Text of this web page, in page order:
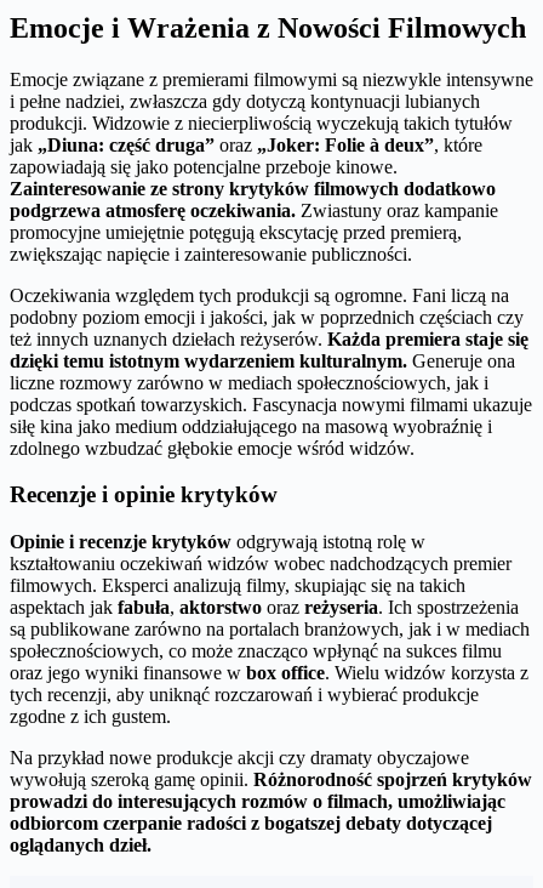
Emocje i Wrażenia z Nowości Filmowych
Emocje związane z premierami filmowymi są niezwykle intensywne
i pełne nadziei, zwłaszcza gdy dotyczą kontynuacji lubianych
produkcji. Widzowie z niecierpliwością wyczekują takich tytułów
jak „Diuna: część druga” oraz „Joker: Folie à deux”, które
zapowiadają się jako potencjalne przeboje kinowe.
Zainteresowanie ze strony krytyków filmowych dodatkowo
podgrzewa atmosferę oczekiwania. Zwiastuny oraz kampanie
promocyjne umiejętnie potęgują ekscytację przed premierą,
zwiększając napięcie i zainteresowanie publiczności.
Oczekiwania względem tych produkcji są ogromne. Fani liczą na
podobny poziom emocji i jakości, jak w poprzednich częściach czy
też innych uznanych dziełach reżyserów. Każda premiera staje się
dzięki temu istotnym wydarzeniem kulturalnym. Generuje ona
liczne rozmowy zarówno w mediach społecznościowych, jak i
podczas spotkań towarzyskich. Fascynacja nowymi filmami ukazuje
siłę kina jako medium oddziałującego na masową wyobraźnię i
zdolnego wzbudzać głębokie emocje wśród widzów.
Recenzje i opinie krytyków
Opinie i recenzje krytyków odgrywają istotną rolę w
kształtowaniu oczekiwań widzów wobec nadchodzących premier
filmowych. Eksperci analizują filmy, skupiając się na takich
aspektach jak fabuła, aktorstwo oraz reżyseria. Ich spostrzeżenia
są publikowane zarówno na portalach branżowych, jak i w mediach
społecznościowych, co może znacząco wpłynąć na sukces filmu
oraz jego wyniki finansowe w box office. Wielu widzów korzysta z
tych recenzji, aby uniknąć rozczarowań i wybierać produkcje
zgodne z ich gustem.
Na przykład nowe produkcje akcji czy dramaty obyczajowe
wywołują szeroką gamę opinii. Różnorodność spojrzeń krytyków
prowadzi do interesujących rozmów o filmach, umożliwiając
odbiorcom czerpanie radości z bogatszej debaty dotyczącej
oglądanych dzieł.